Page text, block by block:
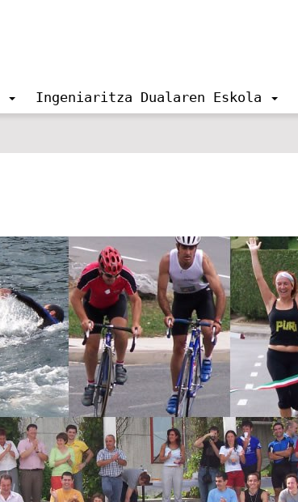
Ingeniaritza Dualaren Eskola